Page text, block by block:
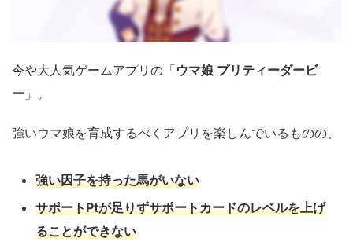
今や大人気ゲームアプリの「ウマ娘 プリティーダービ
ー 」。
強いウマ娘を育成するべくアプリを楽しんでいるものの、
強い因子を持った馬がいない
サポートPtが足りずサポートカードのレベルを上げ
ることができない